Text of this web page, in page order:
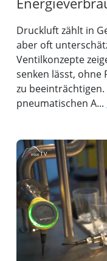
Druckluft zählt in
aber oft
Ventilkonzepte
senken lässt, ohne
zu
pneumatischen A...